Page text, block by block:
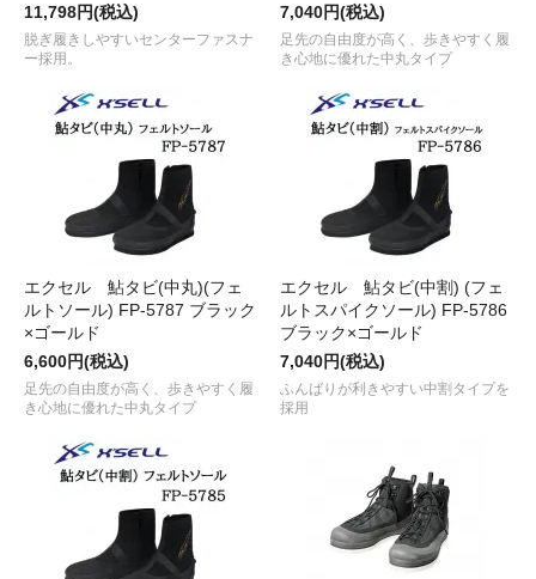
11,798円(税込)
脱ぎ履きしやすいセンターファスナ
ー採用。
7,040円(税込)
足先の自由度が高く、歩きやすく履
き心地に優れた中丸タイプ
エクセル 鮎タビ(中丸)(フェ
ルトソール) FP-5787 ブラック
×ゴールド
6,600円(税込)
足先の自由度が高く、歩きやすく履
き心地に優れた中丸タイプ
エクセル 鮎タビ(中割) (フェ
ルトスパイクソール) FP-5786
ブラック×ゴールド
7,040円(税込)
ふんばりが利きやすい中割タイプを
採用